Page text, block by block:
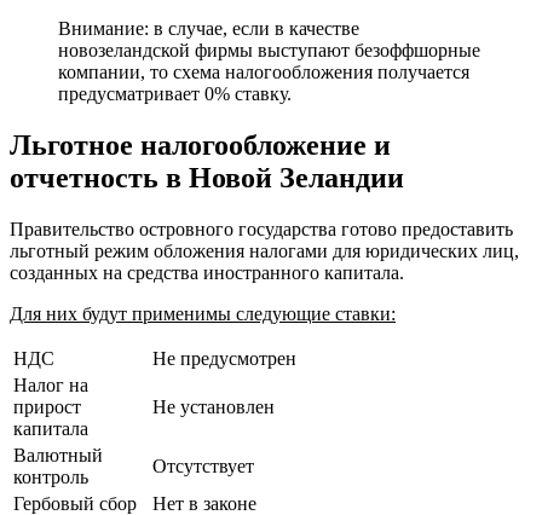
Внимание: в случае, если в качестве
новозеландской фирмы выступают безоффшорные
компании, то схема налогообложения получается
предусматривает 0% ставку.
Льготное налогообложение и
отчетность в Новой Зеландии
Правительство островного государства готово предоставить
льготный режим обложения налогами для юридических лиц,
созданных на средства иностранного капитала.
Для них будут применимы следующие ставки:
НДС
Не предусмотрен
Налог на
прирост
капитала
Не установлен
Валютный
контроль
Отсутствует
Гербовый сбор
Нет в законе